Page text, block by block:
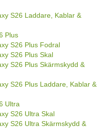
S26 Laddare, Kablar &
Plus
S26 Plus Fodral
S26 Plus Skal
S26 Plus Skärmskydd &
S26 Plus Laddare, Kablar &
Ultra
S26 Ultra Skal
S26 Ultra Skärmskydd &